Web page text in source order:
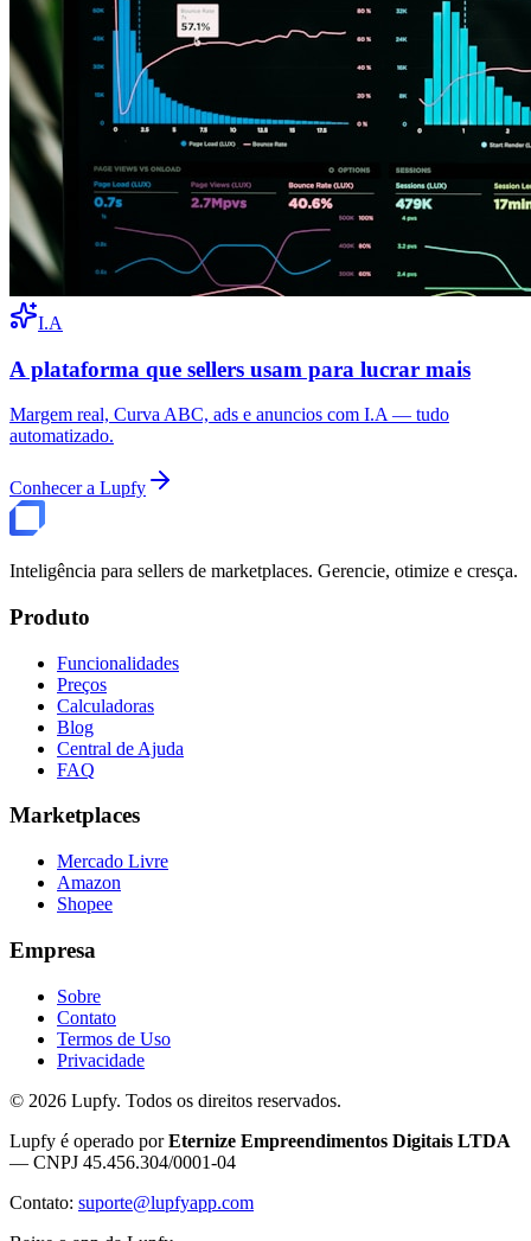
I.A
A plataforma que sellers usam para lucrar mais
Margem real, Curva ABC, ads e anuncios com I.A — tudo
automatizado.
Conhecer a Lupfy
Inteligência para sellers de marketplaces. Gerencie, otimize e cresça.
Produto
Funcionalidades
Preços
Calculadoras
Blog
Central de Ajuda
FAQ
Marketplaces
Mercado Livre
Amazon
Shopee
Empresa
Sobre
Contato
Termos de Uso
Privacidade
© 2026 Lupfy. Todos os direitos reservados.
Lupfy é operado porEternize Empreendimentos Digitais LTDA
— CNPJ 45.456.304/0001-04
Contato: suporte@lupfyapp.com